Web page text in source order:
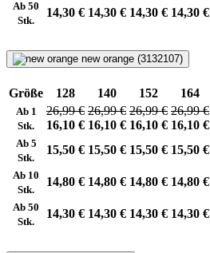
Ab 50
Stk.
14,30 € 14,30 € 14,30 € 14,30 €
new orange (3132107)
Größe 128 140 152 164
Ab 1
Stk.
26,99 €
16,10 €
26,99 €
16,10 €
26,99 €
16,10 €
26,99 €
16,10 €
Ab 5
Stk.
15,50 € 15,50 € 15,50 € 15,50 €
Ab 10
Stk.
14,80 € 14,80 € 14,80 € 14,80 €
Ab 50
Stk.
14,30 € 14,30 € 14,30 € 14,30 €